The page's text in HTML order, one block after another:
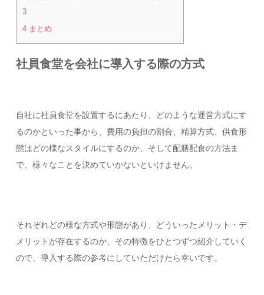
3
4 まとめ
社員食堂を会社に導入する際の方式
自社に社員食堂を設置するにあたり、どのような運営方式にす
るのかといった事から、費用の負担の割合、精算方式、供食形
態はどの様なスタイルにするのか、そして配膳配食の方法ま
で、様々なことを決めていかないといけません。
それぞれどの様な方式や形態があり、どういったメリット・デ
メリットが存在するのか、その特徴をひとつずつ紹介していく
ので、導入する際の参考にしていただけたら幸いです。